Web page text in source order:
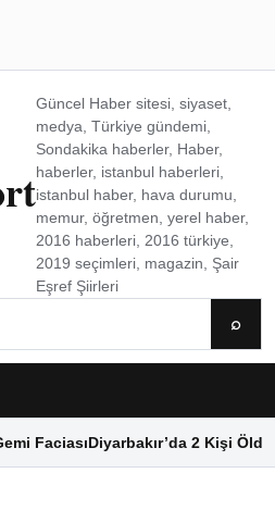
Güncel Haber sitesi, siyaset,
medya, Türkiye gündemi,
Sondakika haberler, Haber,
haberler, istanbul haberleri,
istanbul haber, hava durumu,
memur, öğretmen, yerel haber,
2016 haberleri, 2016 türkiye,
2019 seçimleri, magazin, Şair
Eşref Şiirleri
⌕
FaciasıDiyarbakır’da 2 Kişi Öldü